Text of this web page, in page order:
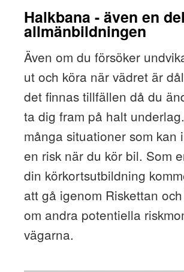
Halkbana - även en
allmänbildningen
Även om du försöker
ut och köra när vädret är
det finnas tillfällen då du
ta dig fram på halt
många situationer som kan
en risk när du kör bil. Som
din körkortsutbildning
att gå igenom Riskettan
om andra potentiella
vägarna.